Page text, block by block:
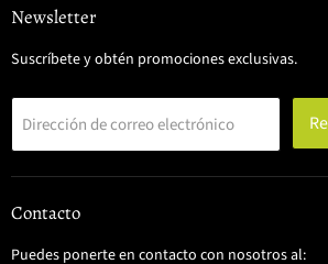
Newsletter
Suscríbete y obtén promociones exclusivas.
Dirección de correo electrónico
Contacto
Puedes ponerte en contacto con nosotros al: